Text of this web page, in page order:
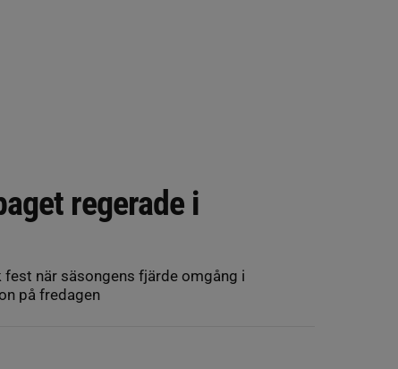
regerade i
fest när säsongens fjärde omgång i
på fredagen